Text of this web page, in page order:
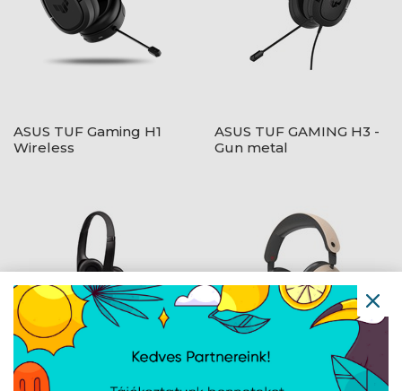
ASUS TUF Gaming H1
Wireless
ASUS TUF GAMING H3 -
Gun metal